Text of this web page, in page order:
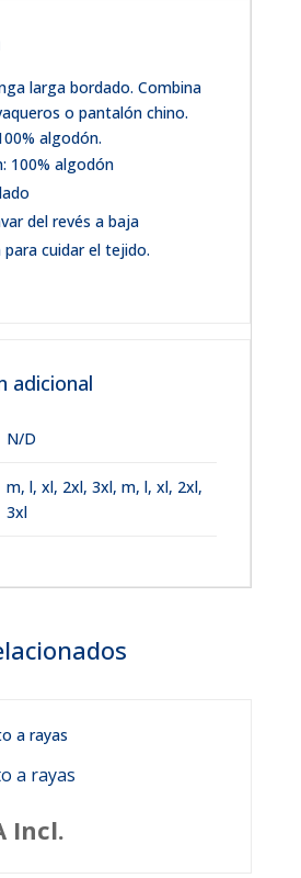
larga bordado. Combina
o pantalón chino.
algodón.
100% algodón
del revés a baja
cuidar el tejido.
adicional
N/D
m, l, xl, 2xl, 3xl, m, l, xl, 2xl,
3xl
a rayas
Incl.